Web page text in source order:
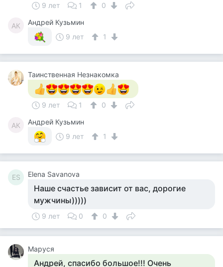
9 лет 1 0
АК
Андрей Кузьмин
9 лет
1
Таинственная Незнакомка
9 лет 1 0
АК
Андрей Кузьмин
9 лет
1
ES Elena Savanova
Наше счастье зависит от вас, дорогие
мужчины)))))
9 лет 0 0
Маруся
Андрей, спасибо большое!!! Очень